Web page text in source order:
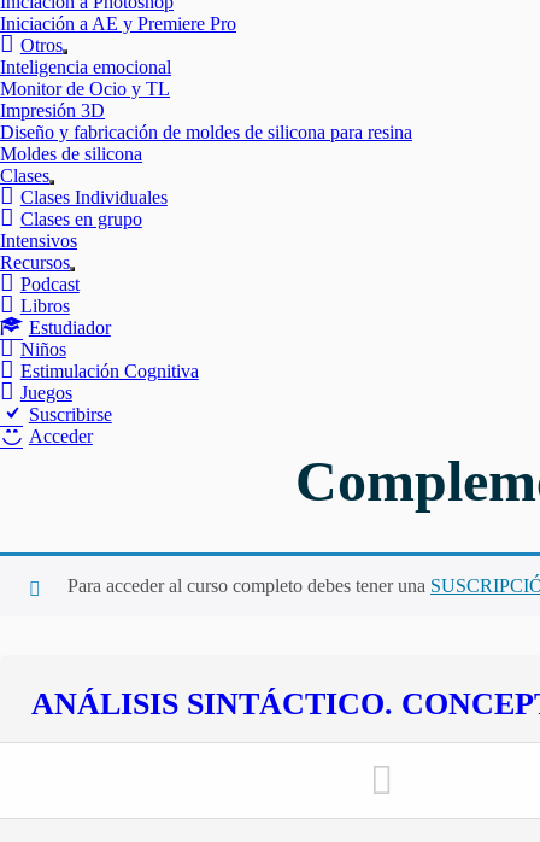
Iniciación a AE y Premiere Pro
Otros
Mostrar
el
submenú
Inteligencia emocional
Monitor de Ocio y TL
Impresión 3D
Diseño y fabricación de moldes de silicona para resina
Moldes de silicona
Clases
Mostrar
el
submenú
Clases Individuales
Clases en grupo
Intensivos
Recursos
Mostrar
el
Podcast
Libros
Estudiador
Niños
Estimulación Cognitiva
Juegos
Suscribirse
Acceder
Para acceder al curso completo debes tener una
ANÁLISIS SINTÁCTICO.